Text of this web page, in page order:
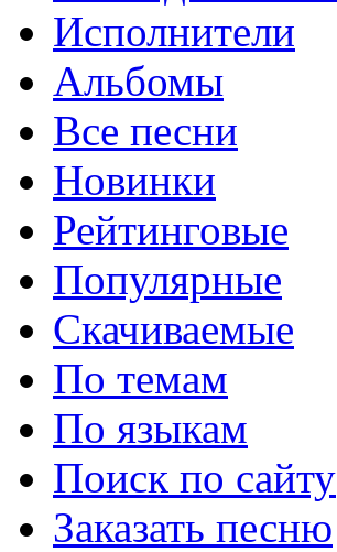
Исполнители
Альбомы
Все песни
Новинки
Рейтинговые
Популярные
Скачиваемые
По темам
По языкам
Поиск по сайту
Заказать песню